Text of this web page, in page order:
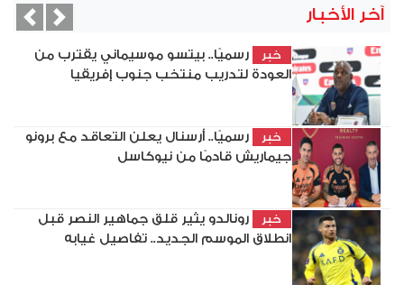
آخر الأخبار
خبر
رسميًا.. بيتسو موسيماني يقترب من
العودة لتدريب منتخب جنوب إفريقيا
خبر
رسميًا.. أرسنال يعلن التعاقد مع برونو
جيماريش قادمًا من نيوكاسل
خبر
رونالدو يثير قلق جماهير النصر قبل
انطلاق الموسم الجديد.. تفاصيل غيابه
Next